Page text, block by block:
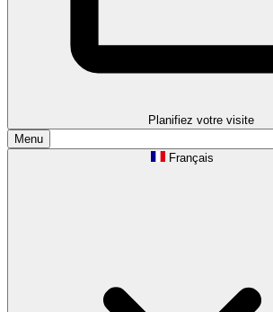
Planifiez votre visite
Menu
Français